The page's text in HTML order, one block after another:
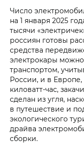
Число
на 1 января 2025
тысячи
россиян готовы
средства
электрокары
транспортом,
России, и в
киловатт-час,
сделан из угля,
в путешествие и
экологического
драйва
сборки.